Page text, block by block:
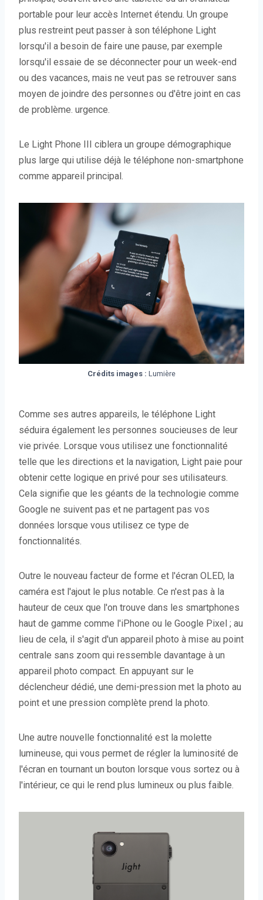
portable pour leur accès Internet étendu. Un groupe
plus restreint peut passer à son téléphone Light
lorsqu'il a besoin de faire une pause, par exemple
lorsqu'il essaie de se déconnecter pour un week-end
ou des vacances, mais ne veut pas se retrouver sans
moyen de joindre des personnes ou d'être joint en cas
de problème. urgence.
Le Light Phone III ciblera un groupe démographique
plus large qui utilise déjà le téléphone non-smartphone
comme appareil principal.
Crédits images : Lumière
Comme ses autres appareils, le téléphone Light
séduira également les personnes soucieuses de leur
vie privée. Lorsque vous utilisez une fonctionnalité
telle que les directions et la navigation, Light paie pour
obtenir cette logique en privé pour ses utilisateurs.
Cela signifie que les géants de la technologie comme
Google ne suivent pas et ne partagent pas vos
données lorsque vous utilisez ce type de
fonctionnalités.
Outre le nouveau facteur de forme et l'écran OLED, la
caméra est l'ajout le plus notable. Ce n'est pas à la
hauteur de ceux que l'on trouve dans les smartphones
haut de gamme comme l'iPhone ou le Google Pixel ; au
lieu de cela, il s'agit d'un appareil photo à mise au point
centrale sans zoom qui ressemble davantage à un
appareil photo compact. En appuyant sur le
déclencheur dédié, une demi-pression met la photo au
point et une pression complète prend la photo.
Une autre nouvelle fonctionnalité est la molette
lumineuse, qui vous permet de régler la luminosité de
l'écran en tournant un bouton lorsque vous sortez ou à
l'intérieur, ce qui le rend plus lumineux ou plus faible.